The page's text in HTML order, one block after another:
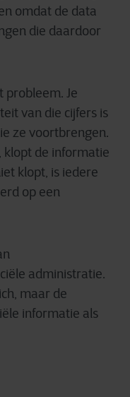
omdat de data
die daardoor
probleem. Je
van die cijfers is
ze voortbrengen.
klopt de informatie
klopt, is iedere
op een
administratie.
maar de
informatie als